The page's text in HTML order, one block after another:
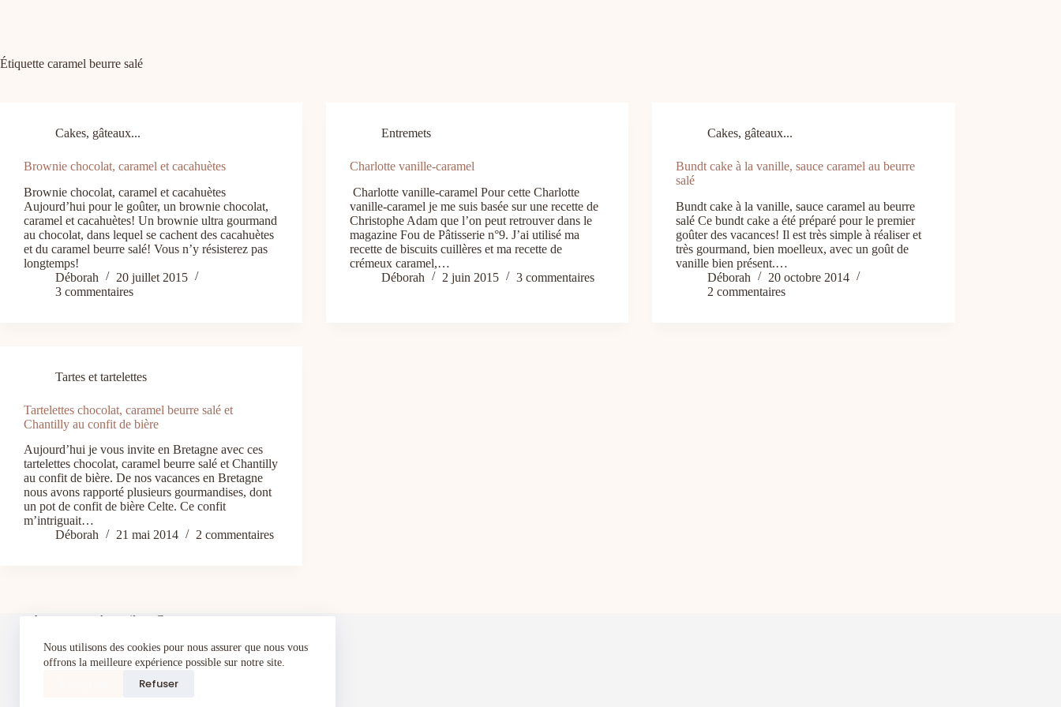
Nous utilisons des cookies pour nous assurer que nous vous
offrons la meilleure expérience possible sur notre site.
Refuser
Étiquette caramel beurre salé
Cakes, gâteaux...
Brownie chocolat, caramel et cacahuètes
Brownie chocolat, caramel et cacahuètes
Aujourd’hui pour le goûter, un brownie chocolat,
caramel et cacahuètes! Un brownie ultra gourmand
au chocolat, dans lequel se cachent des cacahuètes
et du caramel beurre salé! Vous n’y résisterez pas
longtemps!
Déborah
20 juillet 2015
3 commentaires
Entremets
Charlotte vanille-caramel
Charlotte vanille-caramel Pour cette Charlotte
vanille-caramel je me suis basée sur une recette de
Christophe Adam que l’on peut retrouver dans le
magazine Fou de Pâtisserie n°9. J’ai utilisé ma
recette de biscuits cuillères et ma recette de
crémeux caramel,…
Déborah
2 juin 2015 3 commentaires
Cakes, gâteaux...
Bundt cake à la vanille, sauce caramel au beurre
salé
Bundt cake à la vanille, sauce caramel au beurre
salé Ce bundt cake a été préparé pour le premier
goûter des vacances! Il est très simple à réaliser et
très gourmand, bien moelleux, avec un goût de
vanille bien présent.…
Déborah
20 octobre 2014
2 commentaires
Tartes et tartelettes
Tartelettes chocolat, caramel beurre salé et
Chantilly au confit de bière
Aujourd’hui je vous invite en Bretagne avec ces
tartelettes chocolat, caramel beurre salé et Chantilly
au confit de bière. De nos vacances en Bretagne
nous avons rapporté plusieurs gourmandises, dont
un pot de confit de bière Celte. Ce confit
m’intriguait…
Déborah
21 mai 2014 2 commentaires
A propos Accueil
Contact
Apprenez à pâtisser comme un pro dans votre
cuisine
Recevez gratuitement mon eBook de pâtisserie : 5